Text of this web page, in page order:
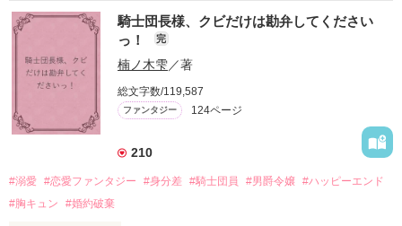
「──はい、喜んで！」
出会いは最悪、結婚生活は最高……？
愛を知らない公爵と天然怪力令嬢の溺愛バイオレンスラブコメ
ディです。
＊この世界のお金はお札にさせてください。
＊なろう、カクヨム、アルファポリス掲載中
作品を読む
＼異世界ラブコメ×ハッピーファンタジー／
「いやっほぉぉおお〜い！！！！」
バンジーした侯爵令嬢の先にいたのは
甘いマスクの公爵様の頭上でした
「…は？」
騎士団長様、クビだけは勘弁してください
っ！
完
楠ノ木雫／著
総文字数/119,587
ファンタジー 124ページ
210
#溺愛 #恋愛ファンタジー #身分差 #騎士団員 #男爵令嬢 #ハッピーエンド
#胸キュン
#婚約破棄